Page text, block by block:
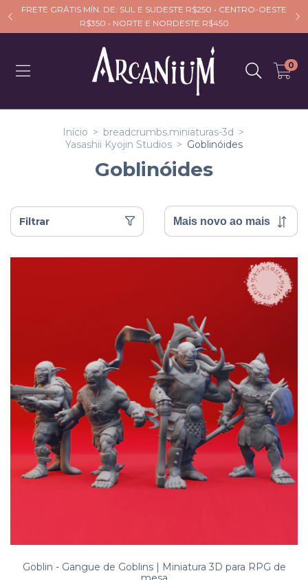
FRETE GRÁTIS MÍN. DE: SUL E SUDESTE R$250 • CENTRO-OESTE
R$350 • NORTE E NORDESTE R$450
0
Início > breadcrumbs.miniaturas-3d >
Yasashii Kyojin Studios > Goblinóides
Goblinóides
Filtrar
Goblin - Gangue de Goblins | Miniatura 3D para RPG de